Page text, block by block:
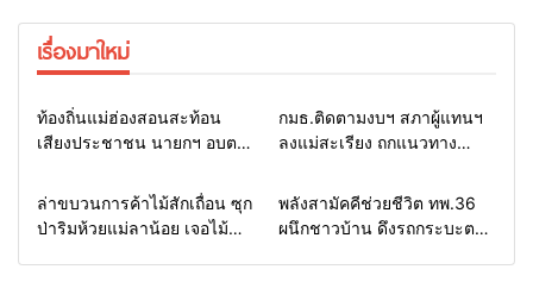
เรื่องมาใหม่
Home รอบรั้วทั่วไทย
ท้องถิ่นแม่ฮ่องสอนสะท้อน
เสียงประชาชน นายกฯ อบต.-
สภาฯ ขอหนุนงบพัฒนาถนน
แหล่งน้ำ และท่องเที่ยว
Home รอบรั้วทั่วไทย
กมธ.ติดตามงบฯ สภาผู้แทนฯ
ลงแม่สะเรียง ถกแนวทาง
พื้นที่ หนุนท่องเที่ยว 3 อำเภอ
ชายแดน
Home รอบรั้วทั่วไทย
ล่าขบวนการค้าไม้สักเถื่อน ซุก
ป่าริมห้วยแม่ลาน้อย เจอไม้
Home แวดวงทหาร
พลังสามัคคีช่วยชีวิต ทพ.36
ผนึกชาวบ้าน ดึงรถกระบะตก